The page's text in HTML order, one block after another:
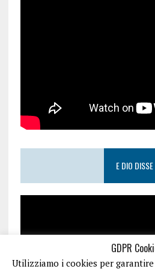
E DIO DISSE
GDPR
Utilizziamo i cookies per